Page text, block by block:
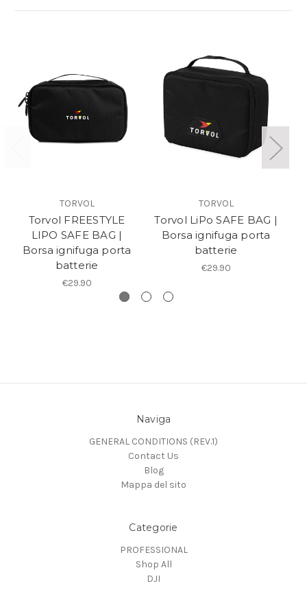
TORVOL
Torvol FREESTYLE
LIPO SAFE BAG |
Borsa ignifuga porta
batterie
€29.90
TORVOL
Torvol LiPo SAFE BAG |
Borsa ignifuga porta
batterie
€29.90
Naviga
GENERAL CONDITIONS (REV.1)
Contact Us
Blog
Mappa del sito
Categorie
PROFESSIONAL
Shop All
DJI